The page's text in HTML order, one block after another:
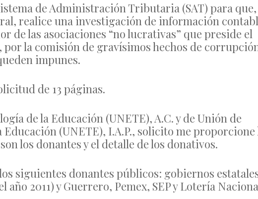
de Administración Tributaria (SAT) para que,
realice una investigación de información
de las asociaciones “no lucrativas” que preside el
por la comisión de gravísimos hechos de
impunes.
de 13 páginas.
de la Educación (UNETE), A.C. y de Unión de
(UNETE), I.A.P., solicito me proporcione
los donantes y el detalle de los donativos.
siguientes donantes públicos: gobiernos
2011) y Guerrero, Pemex, SEP y Lotería